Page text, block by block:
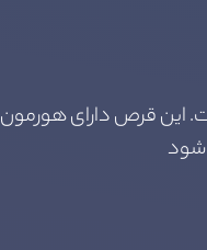
این قرص دارای هورمون